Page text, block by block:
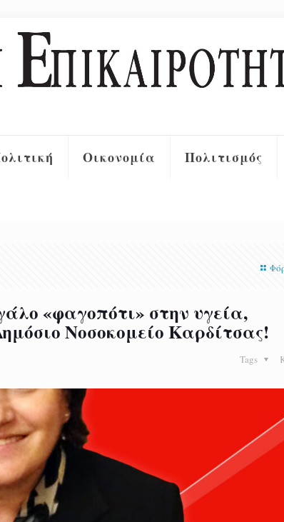
Οικονομία Πολιτισμός
«φαγοπότι» στην υγεία,
Νοσοκομείο Καρδίτσας!
Tags